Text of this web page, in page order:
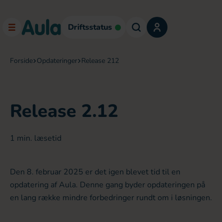
Driftsstatus
forside opdateringer release 212
Release 2.12
1 min. læsetid
Den 8. februar 2025 er det igen blevet tid til en
opdatering af Aula. Denne gang byder opdateringen på
en lang række mindre forbedringer rundt om i løsningen.